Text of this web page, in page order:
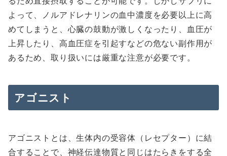
よって、ノルアドレナリンの血中濃度を必要以上に高
めてしまうと、心臓の鼓動が激しくなったり、血圧が
上昇したり、高血圧症を引起すなどの危ない副作用が
あるため、取り扱いには厳重な注意が必要です。
アゴニスト
アゴニストとは、生体内の受容体（レセプター）に結
合することで、神経伝達物質と同じはたらきをする全